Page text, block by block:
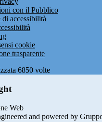
con il Pubblico
accessibilità
cookie
trasparente
6850 volte
and powered by